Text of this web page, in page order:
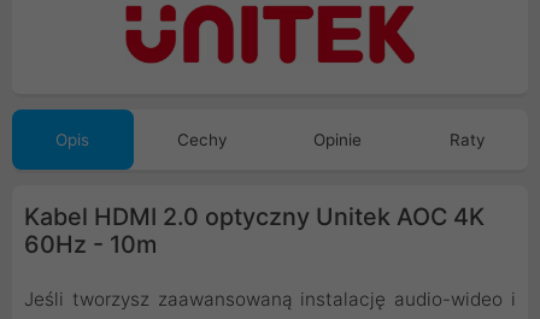
Opis Cechy Opinie Raty
Kabel HDMI 2.0 optyczny Unitek AOC 4K
60Hz - 10m
Jeśli tworzysz zaawansowaną instalację audio-wideo i